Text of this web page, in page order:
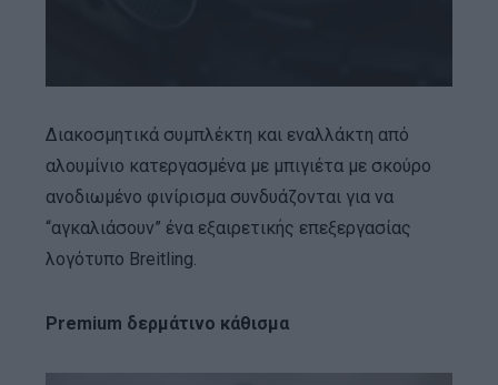
Διακοσμητικά συμπλέκτη και εναλλάκτη από
αλουμίνιο κατεργασμένα με μπιγιέτα με σκούρο
ανοδιωμένο φινίρισμα συνδυάζονται για να
“αγκαλιάσουν” ένα εξαιρετικής επεξεργασίας
λογότυπο Breitling.
Premium δερμάτινο κάθισμα